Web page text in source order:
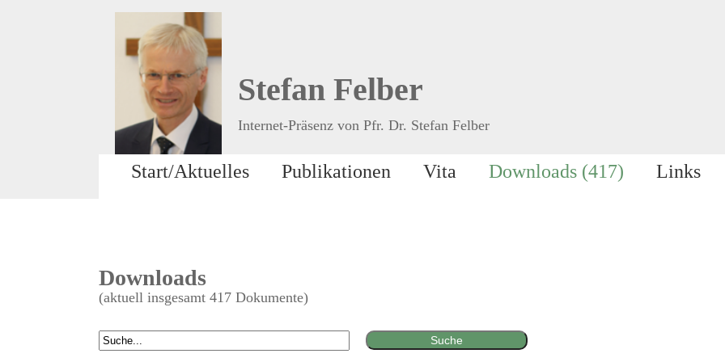
Stefan Felber
Internet-Präsenz von Pfr. Dr. Stefan Felber
Start/Aktuelles Publikationen Vita Downloads (417) Links
Downloads
(aktuell insgesamt 417 Dokumente)